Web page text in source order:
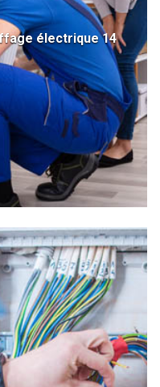
électrique 14